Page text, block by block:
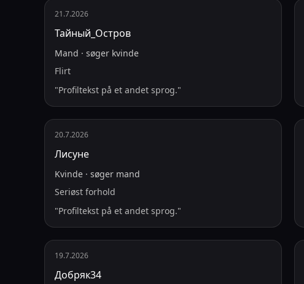
21.7.2026
Тайный_Остров
Mand · søger kvinde
Flirt
"Profiltekst på et andet sprog."
20.7.2026
Лисуне
Kvinde · søger mand
Seriøst forhold
"Profiltekst på et andet sprog."
19.7.2026
Добряк34